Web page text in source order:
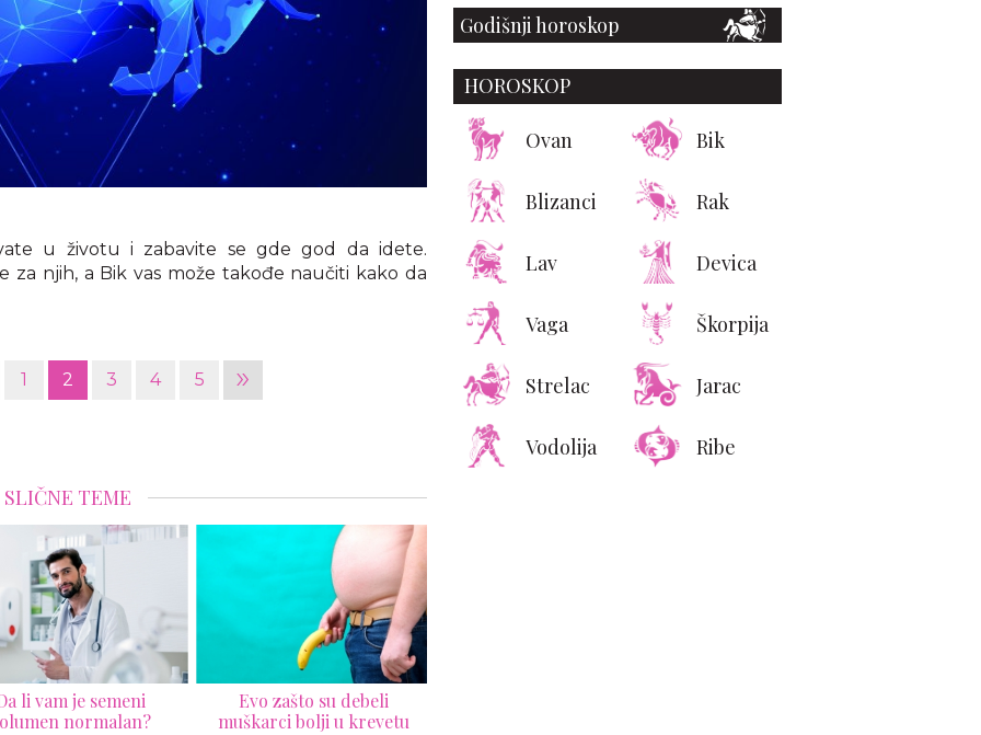
u životu i zabavite se gde god da idete.
za njih, a Bik vas može takođe naučiti kako da
1 2 3 4 5 »
SLIČNE TEME
li vam je semeni
normalan?
Evo zašto su debeli
muškarci bolji u krevetu
Godišnji horoskop
HOROSKOP
Ovan Bik
Blizanci Rak
Lav Devica
Vaga Škorpija
Strelac Jarac
Vodolija Ribe